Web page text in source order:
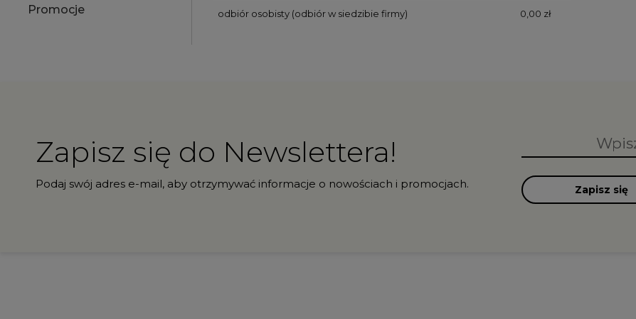
Promocje odbiór osobisty(odbiór w siedzibie firmy) 0,00 zł
Zapisz się do Newslettera!
Podaj swój adres e-mail, aby otrzymywać informacje o nowościach i promocjach. Zapisz się